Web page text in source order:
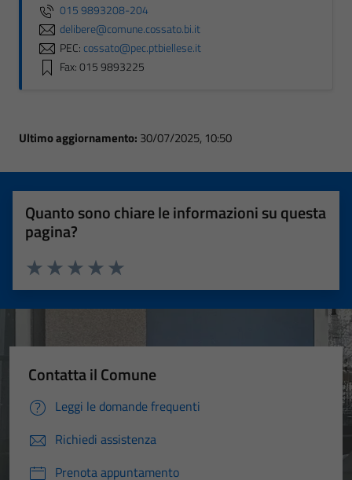
015 9893208-204
delibere@comune.cossato.bi.it
PEC:cossato@pec.ptbiellese.it
Fax: 015 9893225
Ultimo aggiornamento: 30/07/2025, 10:50
Quanto sono chiare le informazioni su questa
pagina?
Valuta 5 stelle su 5
Valuta 4 stelle su 5
Valuta 3 stelle su 5
Valuta 2 stelle su 5
Valuta 1 stelle su 5
Contatta il Comune
Leggi le domande frequenti
Richiedi assistenza
Prenota appuntamento